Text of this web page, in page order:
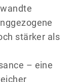
stärker als
– eine